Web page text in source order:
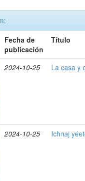
Fecha de
publicación
Título
2024-10-25 La casa y
2024-10-25 Ichnaj